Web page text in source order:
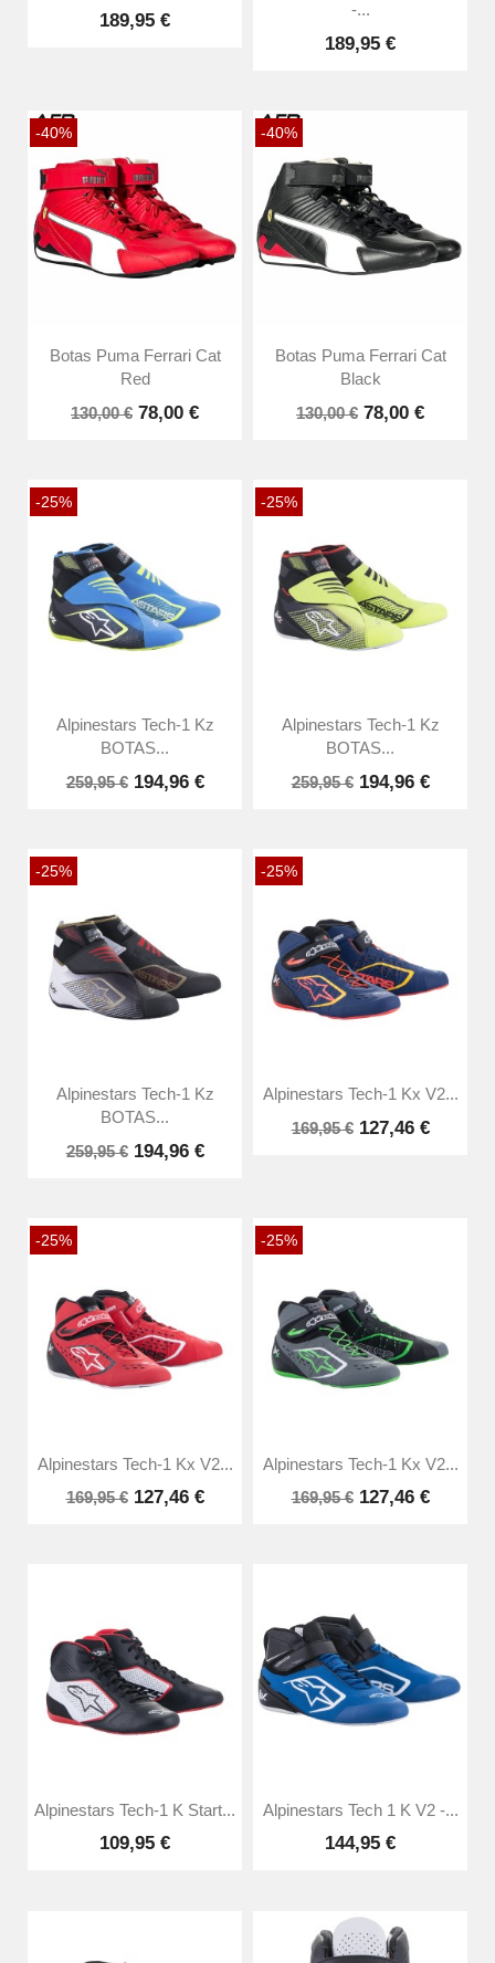
189,95 € -...
189,95 €
-40%
Botas Puma Ferrari Cat
Red
130,00 € 78,00 €
-40%
Botas Puma Ferrari Cat
Black
130,00 € 78,00 €
-25%
Alpinestars Tech-1 Kz
BOTAS...
259,95 € 194,96 €
-25%
Alpinestars Tech-1 Kz
BOTAS...
259,95 € 194,96 €
-25%
Alpinestars Tech-1 Kz
BOTAS...
259,95 € 194,96 €
-25%
Alpinestars Tech-1 Kx V2...
169,95 € 127,46 €
-25%
Alpinestars Tech-1 Kx V2...
169,95 € 127,46 €
-25%
Alpinestars Tech-1 Kx V2...
169,95 € 127,46 €
Alpinestars Tech-1 K Start...
109,95 €
Alpinestars Tech 1 K V2 -...
144,95 €